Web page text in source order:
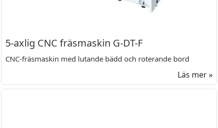
5-axlig CNC fräsmaskin G-DT-F
CNC-fräsmaskin med lutande bädd och roterande bord
Läs mer »